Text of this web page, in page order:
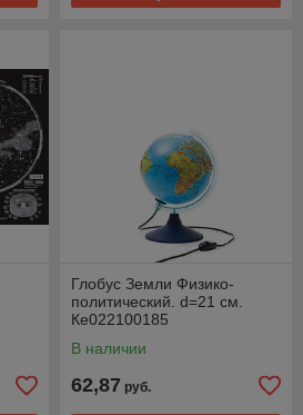
Глобус Земли Физико-
политический. d=21 см.
Ке022100185
В наличии
62,87 руб.